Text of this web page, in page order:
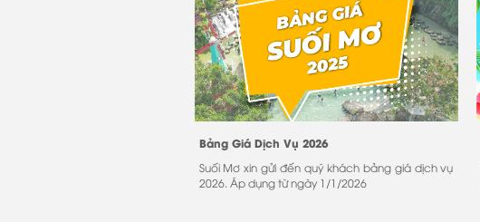
Bảng Giá Dịch Vụ 2026
Suối Mơ xin gửi đến quý khách bảng giá dịch vụ
2026. Áp dụng từ ngày 1/1/2026